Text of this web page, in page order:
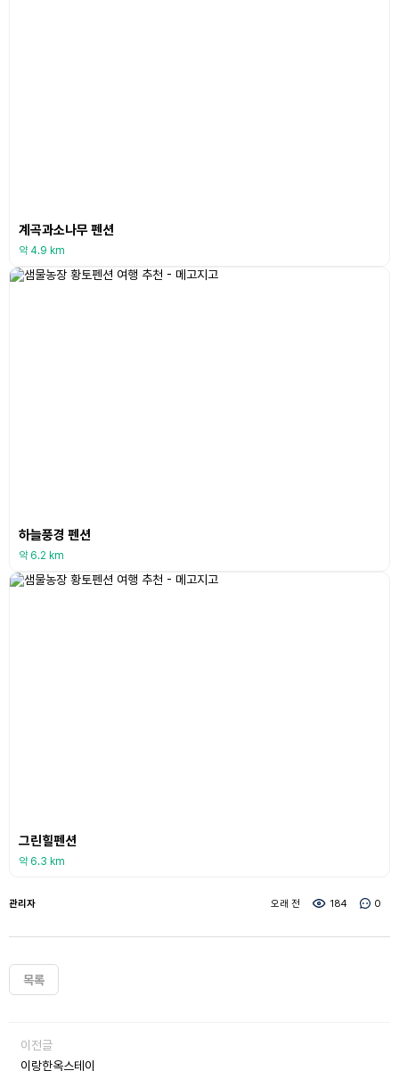
계곡과소나무 펜션
약 4.9 km
하늘풍경 펜션
약 6.2 km
그린힐펜션
약 6.3 km
관리자 오래 전 184 0
목록
이전글
이랑한옥스테이